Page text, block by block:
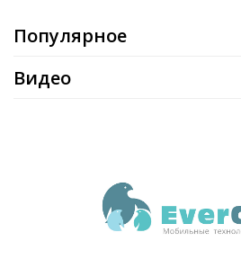
Популярное
Видео